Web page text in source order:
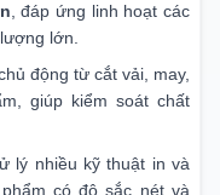
, đáp ứng linh hoạt các
lớn.
chủ động từ cắt vải, may,
giúp kiểm soát chất
lý nhiều kỹ thuật in và
có độ sắc nét và